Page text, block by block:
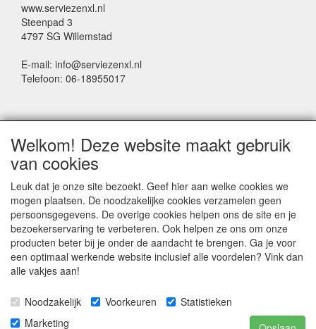
www.serviezenxl.nl
Steenpad 3
4797 SG Willemstad
E-mail: info@serviezenxl.nl
Telefoon: 06-18955017
Voornaam
Achternaam
E-mail
Welkom! Deze website maakt gebruik
van cookies
Leuk dat je onze site bezoekt. Geef hier aan welke cookies we
mogen plaatsen. De noodzakelijke cookies verzamelen geen
persoonsgegevens. De overige cookies helpen ons de site en je
bezoekerservaring te verbeteren. Ook helpen ze ons om onze
producten beter bij je onder de aandacht te brengen. Ga je voor
een optimaal werkende website inclusief alle voordelen? Vink dan
alle vakjes aan!
Noodzakelijk Voorkeuren
Statistieken
Marketing